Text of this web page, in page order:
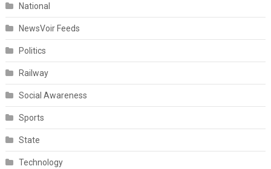
National
NewsVoir Feeds
Politics
Railway
Social Awareness
Sports
State
Technology